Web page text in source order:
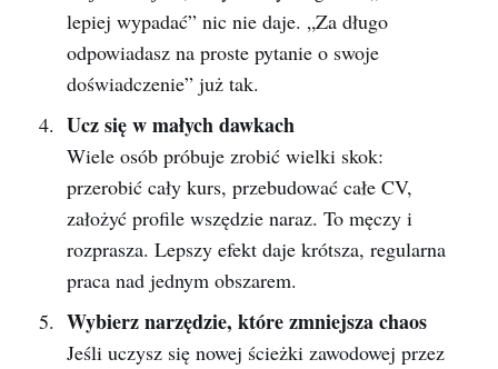
lepiej wypadać” nic nie daje. „Za długo
odpowiadasz na proste pytanie o swoje
doświadczenie” już tak.
Ucz się w małych dawkach
Wiele osób próbuje zrobić wielki skok:
przerobić cały kurs, przebudować całe CV,
założyć profile wszędzie naraz. To męczy i
rozprasza. Lepszy efekt daje krótsza, regularna
praca nad jednym obszarem.
Wybierz narzędzie, które zmniejsza chaos
Jeśli uczysz się nowej ścieżki zawodowej przez